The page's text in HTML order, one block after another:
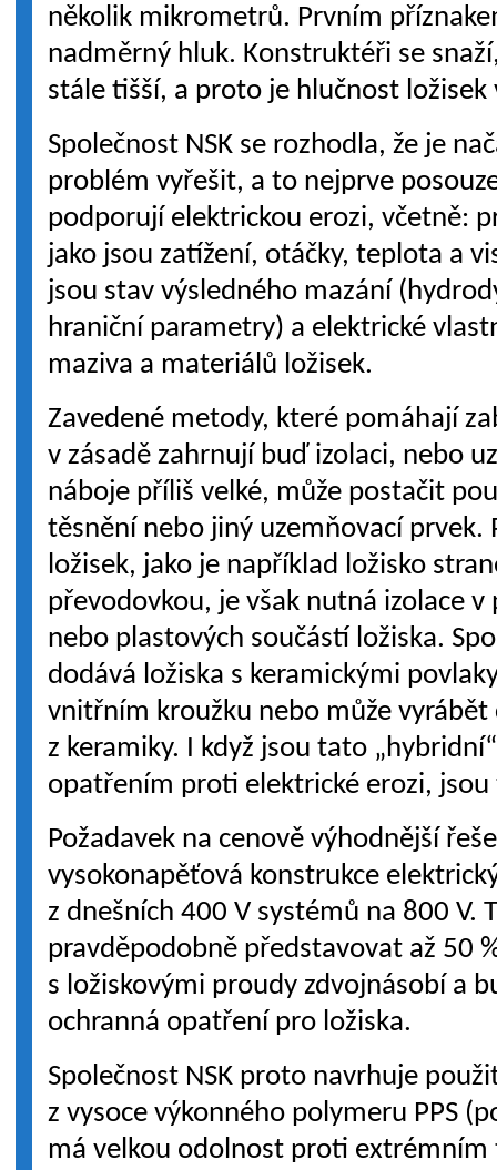
několik mikrometrů. Prvním
nadměrný hluk. Konstruktéři se
stále tišší, a proto je hlučnost ložisek
Společnost NSK se rozhodla, že je
problém vyřešit, a to nejprve
podporují elektrickou erozi, včetně:
jako jsou zatížení, otáčky, teplota a
jsou stav výsledného mazání
hraniční parametry) a elektrické
maziva a materiálů ložisek.
Zavedené metody, které pomáhají
v zásadě zahrnují buď izolaci, nebo
náboje příliš velké, může postačit
těsnění nebo jiný uzemňovací prvek.
ložisek, jako je například ložisko
převodovkou, je však nutná izolace v
nebo plastových součástí ložiska.
dodává ložiska s keramickými
vnitřním kroužku nebo může vyrábět
z keramiky. I když jsou tato
opatřením proti elektrické erozi, jsou
Požadavek na cenově výhodnější
vysokonapěťová konstrukce
z dnešních 400 V systémů na 800 V.
pravděpodobně představovat až 50
s ložiskovými proudy zdvojnásobí a
ochranná opatření pro ložiska.
Společnost NSK proto navrhuje
z vysoce výkonného polymeru PPS
má velkou odolnost proti extrémním